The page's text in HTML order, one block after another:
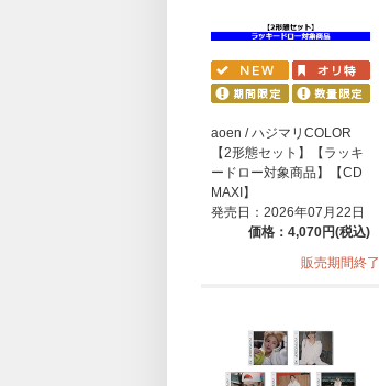
aoen / ハジマリCOLOR
【2形態セット】【ラッキ
ードロー対象商品】【CD
MAXI】
発売日：2026年07月22日
価格：4,070円(税込)
販売期間終了